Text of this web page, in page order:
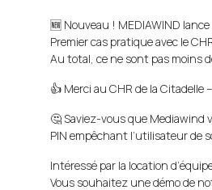
🆕 Nouveau ! MEDIAWIND
Premier cas pratique avec le
Au total, ce ne sont pas moins
👍 Merci au CHR de la Citadelle
🤔 Saviez-vous que Mediawind
PIN empêchant l’utilisateur de
Intéressé par la location
Vous souhaitez une démo de